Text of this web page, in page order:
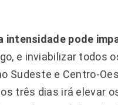
intensidade pode
e inviabilizar todos
Sudeste e Centro-
três dias irá elevar